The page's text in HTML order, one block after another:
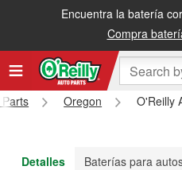
Encuentra la batería
Compra
Recibe tu orden gratis al día
Oregon
O'Reilly
Detalles
Baterías para